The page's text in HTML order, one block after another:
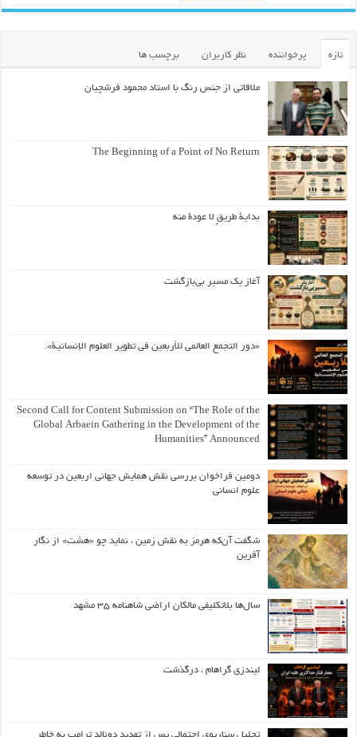
تازه پرخواننده نظر کاربران برچسب ها
ملاقاتی از جنس رنگ با استاد محمود فرشچیان
The Beginning of a Point of No Return
بداية طريقٍ لا عودة منه
آغاز یک مسیر بی‌بازگشت
«دور التجمع العالمي للأربعين في تطوير العلوم الإنسانية».
Second Call for Content Submission on “The Role of the
Global Arbaein Gathering in the Development of the
Humanities” Announced
دومین فراخوان بررسی نقش همایش جهانی اربعین در توسعه
علوم انسانی
شگفت آن‌که هرمز به نقش زمین ، نماید چو «هشت» از نگار
آفرین
سال‌ها بلاتکلیفی مالکان اراضی شاهنامه ۳۵ مشهد
لیندزی گراهام ، درگذشت